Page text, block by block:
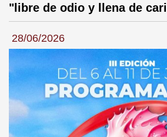
"libre de odio y llena de
28/06/2026